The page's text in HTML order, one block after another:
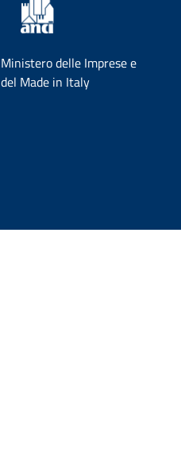
Ministero delle Imprese e
del Made in Italy